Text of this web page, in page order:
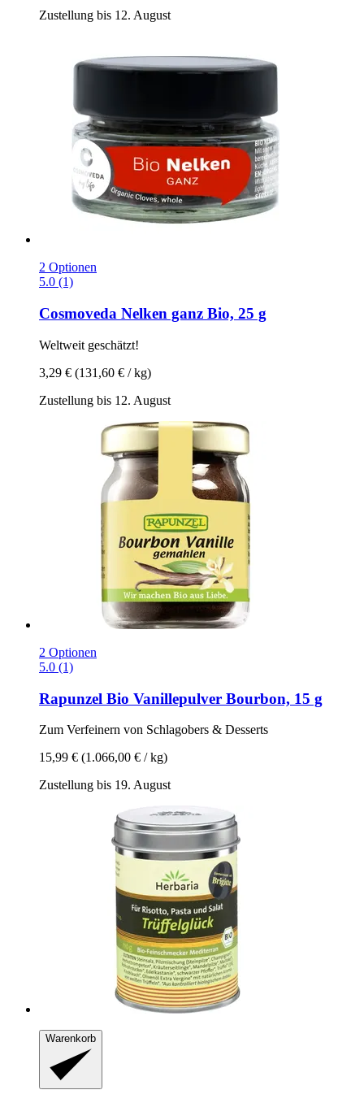
Zustellung bis 12. August
2 Optionen
5.0 (1)
Cosmoveda Nelken ganz Bio, 25 g
Weltweit geschätzt!
3,29 € (131,60 € / kg)
Zustellung bis 12. August
2 Optionen
5.0 (1)
Rapunzel Bio Vanillepulver Bourbon, 15 g
Zum Verfeinern von Schlagobers & Desserts
15,99 € (1.066,00 € / kg)
Zustellung bis 19. August
Warenkorb